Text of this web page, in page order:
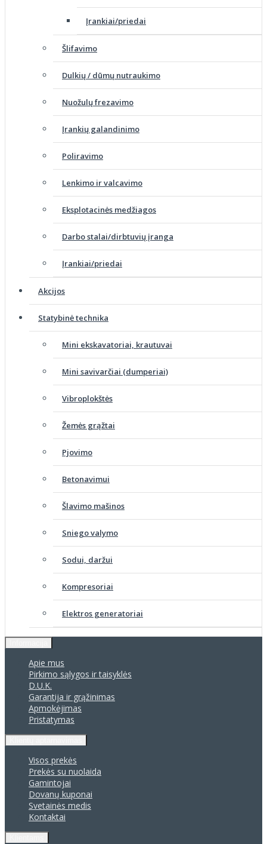
Įrankiai/priedai
Šlifavimo
Dulkių / dūmų nutraukimo
Nuožulų frezavimo
Įrankių galandinimo
Poliravimo
Lenkimo ir valcavimo
Eksplotacinės medžiagos
Darbo stalai/dirbtuvių įranga
Įrankiai/priedai
Akcijos
Statybinė technika
Mini ekskavatoriai, krautuvai
Mini savivarčiai (dumperiai)
Vibroplokštės
Žemės grąžtai
Pjovimo
Betonavimui
Šlavimo mašinos
Sniego valymo
Sodui, daržui
Kompresoriai
Elektros generatoriai
Apie mus
Pirkimo sąlygos ir taisyklės
D.U.K.
Garantija ir grąžinimas
Apmokėjimas
Pristatymas
Visos prekės
Prekės su nuolaida
Gamintojai
Dovanų kuponai
Svetainės medis
Kontaktai